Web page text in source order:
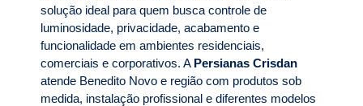
solução ideal para quem busca controle de
luminosidade, privacidade, acabamento e
funcionalidade em ambientes residenciais,
comerciais e corporativos. A Persianas Crisdan
atende Benedito Novo e região com produtos sob
medida, instalação profissional e diferentes modelos